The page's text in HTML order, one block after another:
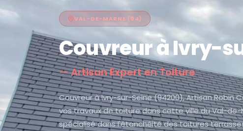
VAL-DE-MARNE (94)
Couvreur àIvry-
— Artisan Expert en Toiture
Couvreur à Ivry-sur-Seine (94200), Artisan Robin
vos travaux de toiture dans cette ville du Val-de-
spécialisé dans l'étanchéité des toitures